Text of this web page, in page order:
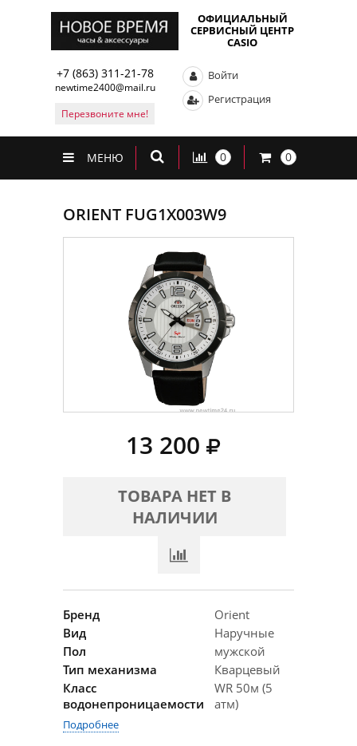
ОФИЦИАЛЬНЫЙ
СЕРВИСНЫЙ ЦЕНТР
CASIO
+7 (863) 311-21-78
newtime2400@mail.ru
Перезвоните мне!
Войти
Регистрация
МЕНЮ 0 0
ORIENT FUG1X003W9
13 200
ТОВАРА НЕТ В
НАЛИЧИИ
Бренд
Orient
Вид
Наручные
Пол
мужской
Тип механизма
Кварцевый
Класс
водонепроницаемости
WR 50м (5
атм)
Подробнее